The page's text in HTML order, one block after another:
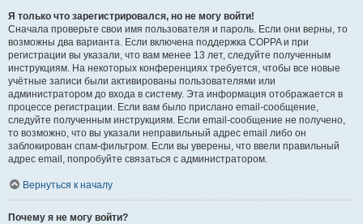
Я только что зарегистрировался, но не могу войти!
Сначала проверьте свои имя пользователя и пароль. Если они верны, то
возможны два варианта. Если включена поддержка COPPA и при
регистрации вы указали, что вам менее 13 лет, следуйте полученным
инструкциям. На некоторых конференциях требуется, чтобы все новые
учётные записи были активированы пользователями или
администратором до входа в систему. Эта информация отображается в
процессе регистрации. Если вам было прислано email-сообщение,
следуйте полученным инструкциям. Если email-сообщение не получено,
то возможно, что вы указали неправильный адрес email либо он
заблокирован спам-фильтром. Если вы уверены, что ввели правильный
адрес email, попробуйте связаться с администратором.
Вернуться к началу
Почему я не могу войти?